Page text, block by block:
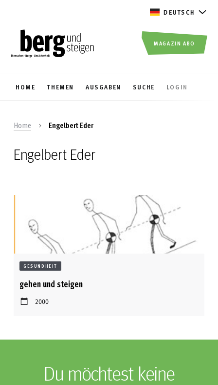
DEUTSCH
HOME THEMEN AUSGABEN SUCHE LOGIN
MAGAZIN ABO
Home Engelbert Eder
Engelbert Eder
GESUNDHEIT
gehen und steigen
2000
Du möchtest keine